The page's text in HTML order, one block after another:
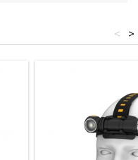
>
<